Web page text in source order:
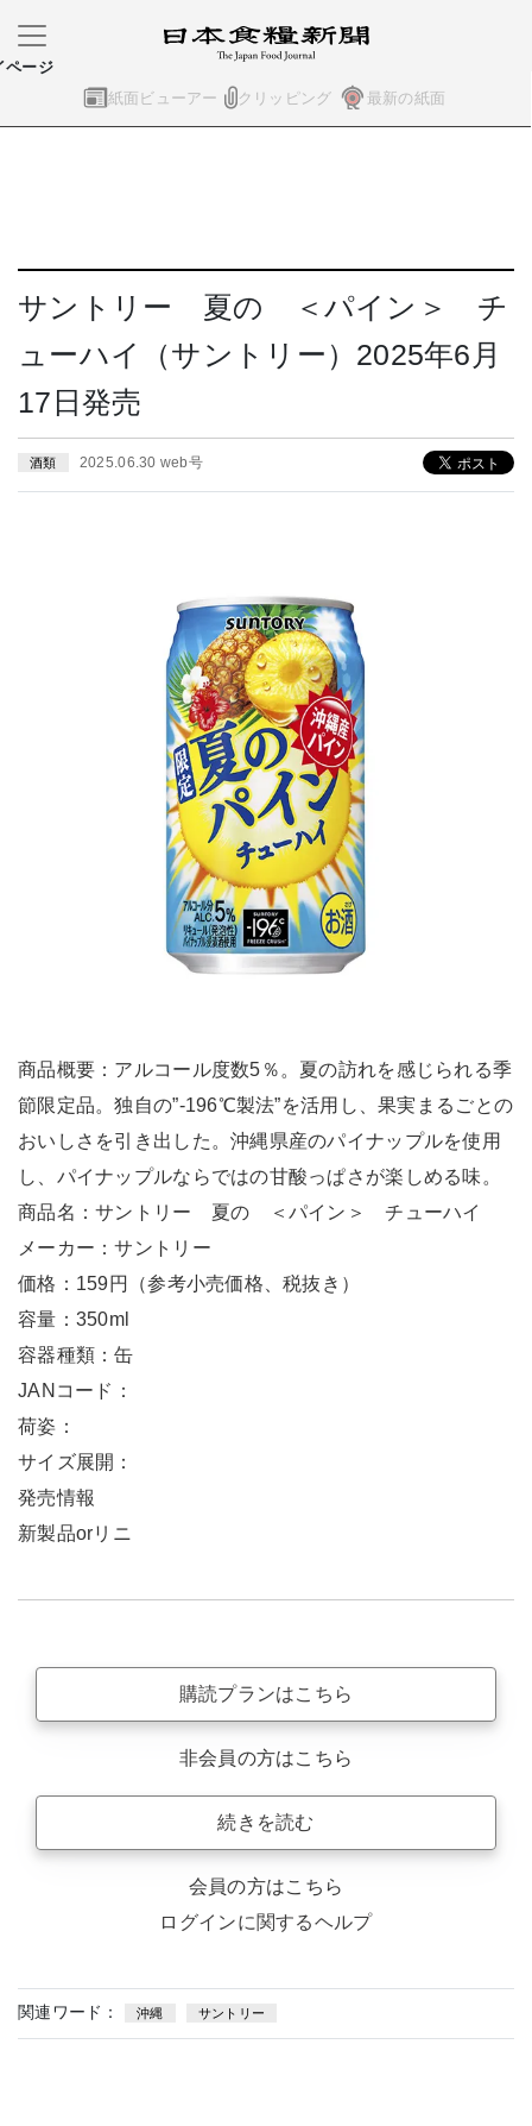
紙面ビューアー クリッピング 最新の紙面
ページ
サントリー 夏の ＜パイン＞ チ
ューハイ（サントリー）2025年6月
17日発売
酒類 2025.06.30 web号
商品概要：アルコール度数5％。夏の訪れを感じられる季
節限定品。独自の”‐196℃製法”を活用し、果実まるごとの
おいしさを引き出した。沖縄県産のパイナップルを使用
し、パイナップルならではの甘酸っぱさが楽しめる味。
商品名：サントリー 夏の ＜パイン＞ チューハイ
メーカー：サントリー
価格：159円（参考小売価格、税抜き）
容量：350ml
容器種類：缶
JANコード：
荷姿：
サイズ展開：
発売情報
新製品orリニ
購読プランはこちら
非会員の方はこちら
続きを読む
会員の方はこちら
ログインに関するヘルプ
関連ワード： 沖縄 サントリー